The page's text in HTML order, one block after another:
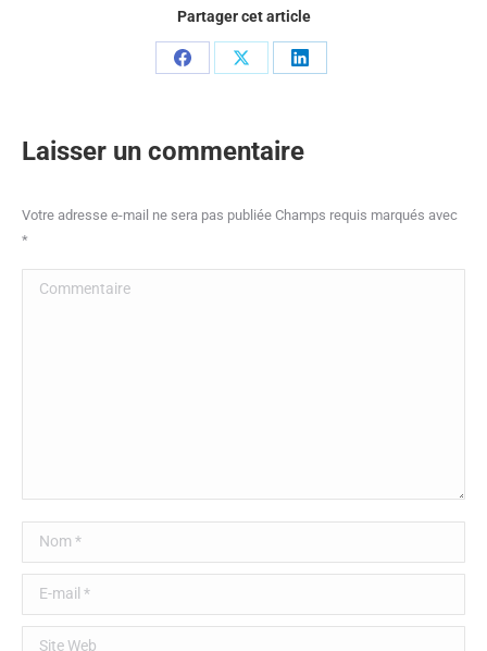
Partager cet article
PartagerPartagerPartager
Laisser un commentaire
Votre adresse e-mail ne sera pas publiée Champs requis marqués avec
*
Commentaire
Nom *
E-mail *
Site Web